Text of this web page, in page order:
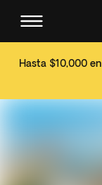
Hasta $10,000